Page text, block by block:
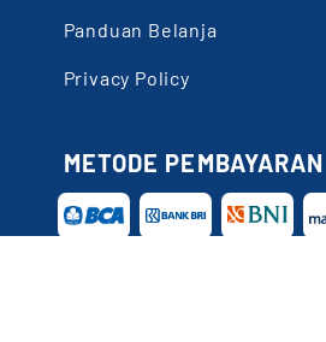
Panduan Belanja
Privacy Policy
METODE PEMBAYARAN